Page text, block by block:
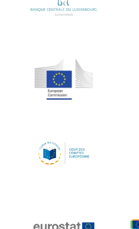
Koen LENAERTS
Lucas Papademos
Máire Geoghegan-Quinn
Manolis Mavrommatis
Mario Centeno
Mario Monti